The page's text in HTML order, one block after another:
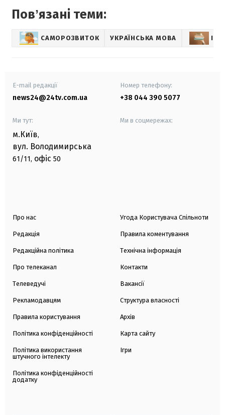
Повʼязані теми:
САМОРОЗВИТОК УКРАЇНСЬКА МОВА
E-mail редакції
news24@24tv.com.ua
Номер телефону:
+38 044 390 5077
Ми тут:
м.Київ,
вул. Володимирська
61/11, офіс 50
Ми в соцмережах:
Про нас
Редакція
Редакційна політика
Про телеканал
Телеведучі
Рекламодавцям
Правила користування
Політика конфіденційності
Політика використання
штучного інтелекту
Політика конфіденційності
додатку
Угода Користувача Спільноти
Правила коментування
Технічна інформація
Контакти
Вакансії
Структура власності
Архів
Карта сайту
Ігри